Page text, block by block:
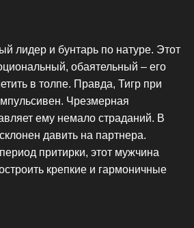
лидер и бунтарь по натуре. Этот
обаятельный – его
в толпе. Правда, Тигр при
Чрезмерная
ему немало страданий. В
давить на партнера.
притирки, этот мужчина
крепкие и гармоничные